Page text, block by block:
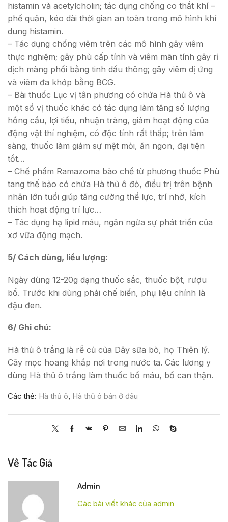
histamin và acetylcholin; tác dụng chống co thắt khí –
phế quản, kéo dài thời gian an toàn trong mô hình khí
dung histamin.
– Tác dụng chống viêm trên các mô hình gây viêm
thực nghiệm; gây phù cấp tính và viêm mãn tính gây rỉ
dịch màng phổi bằng tinh dầu thông; gây viêm dị ứng
và viêm đa khớp bằng BCG.
– Bài thuốc Lục vị tân phương có chứa Hà thủ ô và
một số vị thuốc khác có tác dụng làm tăng số lượng
hồng cầu, lợi tiểu, nhuận tràng, giảm hoạt động của
động vật thí nghiệm, có độc tính rất thấp; trên lâm
sàng, thuốc làm giảm sự mệt mỏi, ăn ngon, đại tiện
tốt…
– Chế phẩm Ramazoma bào chế từ phương thuốc Phù
tang thế bảo có chứa Hà thủ ô đỏ, điều trị trên bệnh
nhân lớn tuổi giúp tăng cường thể lực, trí nhớ, kích
thích hoạt động trí lực…
– Tác dụng hạ lipid máu, ngăn ngừa sự phát triển của
xơ vữa động mạch.
5/ Cách dùng, liều lượng:
Ngày dùng 12-20g dạng thuốc sắc, thuốc bột, rượu
bổ. Trước khi dùng phải chế biến, phụ liệu chính là
đậu đen.
6/ Ghi chú:
Hà thủ ô trắng là rễ củ của Dây sữa bò, họ Thiên lý.
Cây mọc hoang khắp nơi trong nước ta. Các lương y
dùng Hà thủ ô trắng làm thuốc bổ máu, bổ can thận.
Các thẻ: Hà thủ ô, Hà thủ ô bán ở đâu
Về Tác Giả
Admin
Các bài viết khác của admin